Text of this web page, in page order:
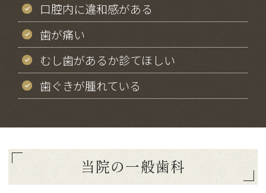
口腔内に違和感がある
歯が痛い
むし歯があるか診てほしい
歯ぐきが腫れている
当院の一般歯科